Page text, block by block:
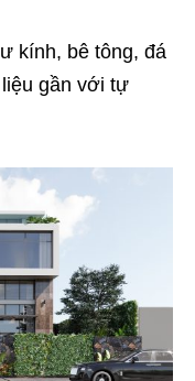
kính, bê tông, đá
gần với tự